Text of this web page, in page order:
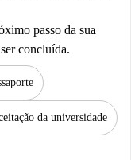
passo da sua
concluída.
da universidade